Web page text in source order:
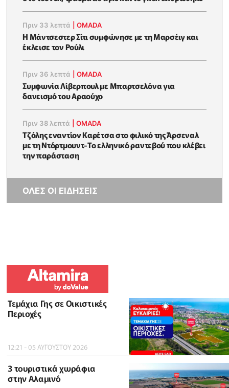
Πριν 33 λεπτά |OMADA
Η Μάντσεστερ Σίτι συμφώνησε με τη Μαρσέιγ και
έκλεισε τον Ρούλι
Πριν 36 λεπτά |OMADA
Συμφωνία Λίβερπουλ με Μπαρτσελόνα για
δανεισμό του Αραούχο
Πριν 38 λεπτά |OMADA
Τζόλης εναντίον Καρέτσα στο φιλικό της Άρσεναλ
με τη Ντόρτμουντ-Το ελληνικό ραντεβού που κλέβει
την παράσταση
ΟΛΕΣ ΟΙ ΕΙΔΗΣΕΙΣ
Τεμάχια Γης σε Οικιστικές
Περιοχές
12:21 - 05 ΑΥΓΟΥΣΤΟΥ 2026
3 τουριστικά χωράφια
στην Αλαμινό